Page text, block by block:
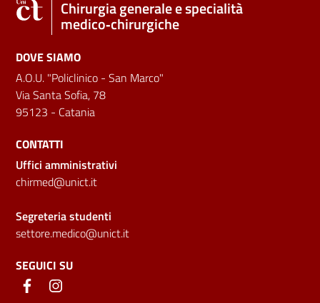
Chirurgia generale e specialità
medico‑chirurgiche
DOVE SIAMO
A.O.U. "Policlinico - San Marco"
Via Santa Sofia, 78
95123 - Catania
CONTATTI
Uffici amministrativi
chirmed@unict.it
Segreteria studenti
settore.medico@unict.it
SEGUICI SU